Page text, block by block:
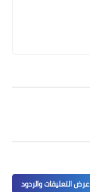
عرض التعليقات والردود